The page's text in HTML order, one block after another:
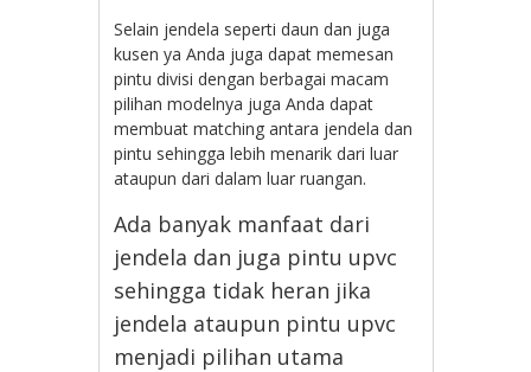
Selain jendela seperti daun dan juga
kusen ya Anda juga dapat memesan
pintu divisi dengan berbagai macam
pilihan modelnya juga Anda dapat
membuat matching antara jendela dan
pintu sehingga lebih menarik dari luar
ataupun dari dalam luar ruangan.
Ada banyak manfaat dari
jendela dan juga pintu upvc
sehingga tidak heran jika
jendela ataupun pintu upvc
menjadi pilihan utama